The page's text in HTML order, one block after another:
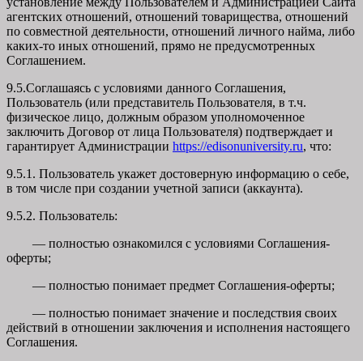
агентских отношений, отношений товарищества, отношений
по совместной деятельности, отношений личного найма, либо
каких-то иных отношений, прямо не предусмотренных
Соглашением.
9.5.Соглашаясь с условиями данного Соглашения,
Пользователь (или представитель Пользователя, в т.ч.
физическое лицо, должным образом уполномоченное
заключить Договор от лица Пользователя) подтверждает и
гарантирует Администрации https://edisonuniversity.ru, что:
9.5.1. Пользователь укажет достоверную информацию о себе,
в том числе при создании учетной записи (аккаунта).
9.5.2. Пользователь:
— полностью ознакомился с условиями Соглашения-
оферты;
— полностью понимает предмет Соглашения-оферты;
— полностью понимает значение и последствия своих
действий в отношении заключения и исполнения настоящего
Соглашения.